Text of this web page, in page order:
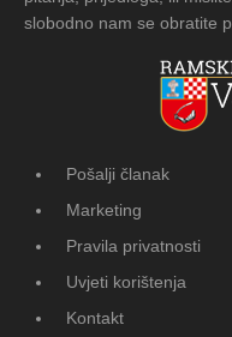
slobodno nam se obratite
Pošalji članak
Marketing
Pravila privatnosti
Uvjeti korištenja
Kontakt